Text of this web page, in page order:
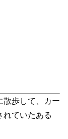
散歩して、カー
れていたある